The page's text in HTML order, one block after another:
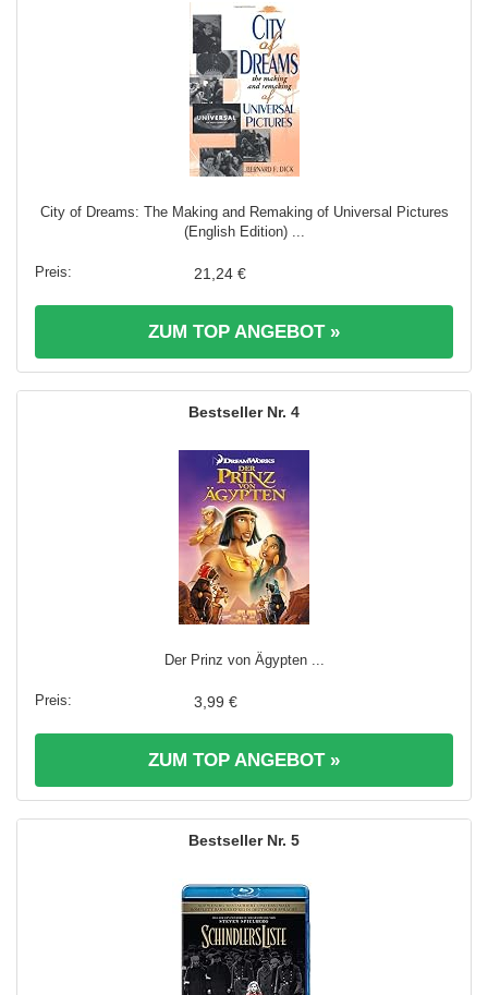
City of Dreams: The Making and Remaking of Universal Pictures
(English Edition) ...
21,24 €
ZUM TOP ANGEBOT »
4
Der Prinz von Ägypten ...
3,99 €
ZUM TOP ANGEBOT »
5